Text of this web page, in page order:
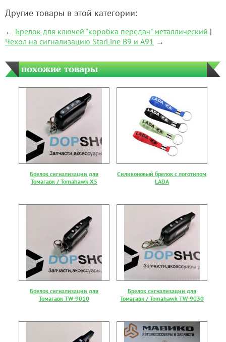
Другие товары в этой категории:
← Брелок для ключей "коробка передач" металлический |
Чехол на сигнализацию StarLine B9 и A91 →
похожие товары
Брелок сигнализации для
Томагавк / Tomahawk X5
Силиконовый брелок с логотипом
LADA
Брелок сигнализации для
Томагавк TW-9010
Брелок сигнализации для
Томагавк / Tomahawk TW-9030